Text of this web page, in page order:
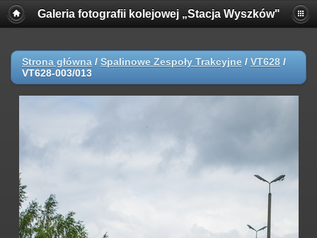
Galeria fotografii kolejowej „Stacja Wyszków"
Strona główna / Spalinowe Zespoły Trakcyjne / VT628 /
VT628-003/013